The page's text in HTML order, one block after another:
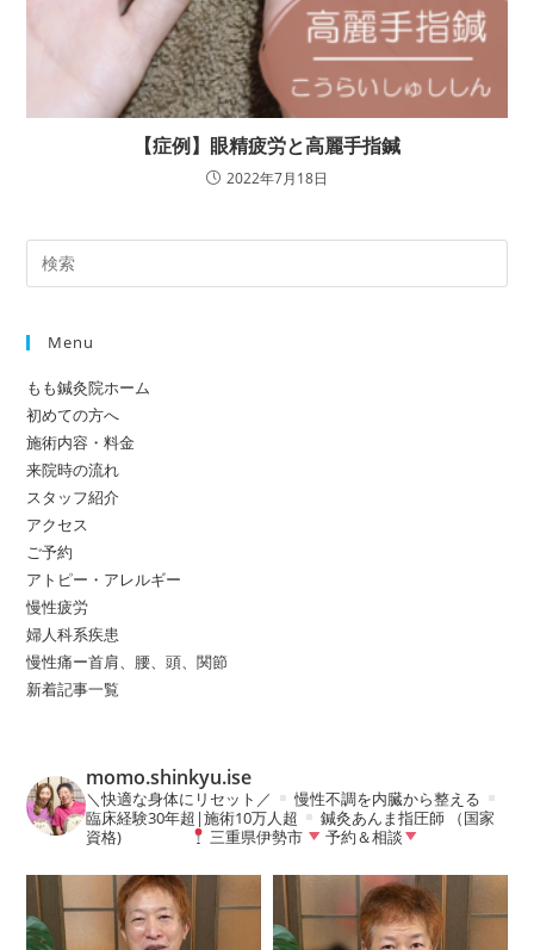
【症例】眼精疲労と高麗手指鍼
2022年7月18日
Menu
もも鍼灸院ホーム
初めての方へ
施術内容・料金
来院時の流れ
スタッフ紹介
アクセス
ご予約
アトピー・アレルギー
慢性疲労
婦人科系疾患
慢性痛ー首肩、腰、頭、関節
新着記事一覧
momo.shinkyu.ise
＼快適な身体にリセット／
慢性不調を内臓から整える
臨床経験30年超|施術10万人超
鍼灸あんま指圧師 （国家
資格)
三重県伊勢市 予約＆相談